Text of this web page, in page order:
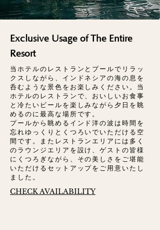
Exclusive Usage of The Entire
Resort
当ホテルのレストランとプールでリラッ
クスしながら、インドネシアの海の息を
呑むような景色をお楽しみください。当
ホテルのレストランで、おいしいお食事
と冷たいビールを楽しみながら夕日を眺
めるのに最高な場所です。
プールから眺めるインド洋の波は時間を
忘れゆっくりとくつろいでいただける空
間です。またレストランエリアには多く
のラウンジエリアを設け、ゲストの皆様
にくつろぎながら、その美しさをご堪能
いただけるセットアップをご用意いたし
ました。
CHECK AVAILABILITY